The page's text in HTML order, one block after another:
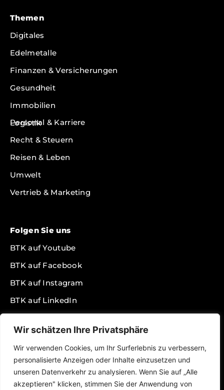
Wir schätzen Ihre Privatsphäre
Wir verwenden Cookies, um Ihr Surferlebnis zu verbessern,
personalisierte Anzeigen oder Inhalte einzusetzen und
unseren Datenverkehr zu analysieren. Wenn Sie auf „Alle
akzeptieren" klicken, stimmen Sie der Anwendung von
Themen
Digitales
Edelmetalle
Finanzen & Versicherungen
Gesundheit
Immobilien
Logistik
Personal & Karriere
Recht & Steuern
Reisen & Leben
Umwelt
Vertrieb & Marketing
Folgen Sie uns
BTK auf Youtube
BTK auf Facebook
BTK auf Instagram
BTK auf LinkedIn
BTK auf TikTok
BTK Podcast auf Spotify
BTK Presseportal